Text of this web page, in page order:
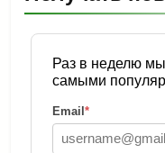
Раз в неделю
самыми
Email *